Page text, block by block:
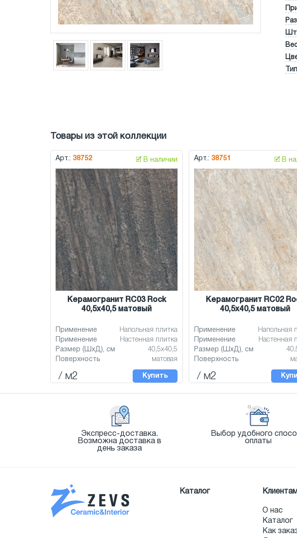
Тип
Товары из этой коллекции
Арт.: 38752 🗹 В наличии
Керамогранит RC03 Rock
40,5x40,5 матовый
Применение
Напольная плитка
Применение
Настенная плитка
Размер (ШхД), см
40,5x40,5
Поверхность
матовая
/ м2 Купить
Арт.: 38751 🗹 В
Керамогранит RC02
40,5x40,5 матовый
Применение
Напольная
Применение
Настенная
Размер (ШхД), см
Поверхность
/ м2
Экспресс-доставка.
Возможна доставка в
день заказа
Выбор удобного
оплаты
Каталог
О нас
Каталог
Как